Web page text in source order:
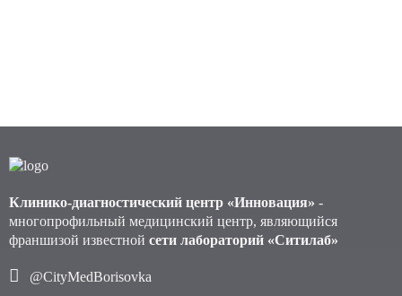
Клинико-диагностический центр «Инновация» -
многопрофильный медицинский центр, являющийся
франшизой известной сети лабораторий «Ситилаб»
@CityMedBorisovka